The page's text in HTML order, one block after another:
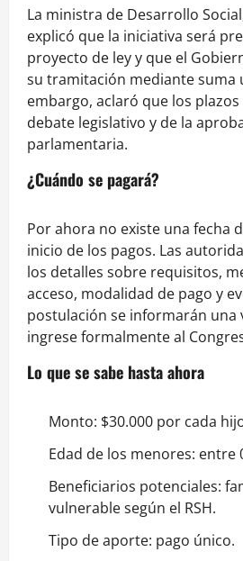
La ministra de Desarrollo
explicó que la iniciativa será
proyecto de ley y que el
su tramitación mediante suma
embargo, aclaró que los
debate legislativo y de la
parlamentaria.
¿Cuándo se pagará?
Por ahora no existe una fecha
inicio de los pagos. Las
los detalles sobre requisitos,
acceso, modalidad de pago y
postulación se informarán una
ingrese formalmente al
Lo que se sabe hasta ahora
Monto: $30.000 por cada
Edad de los menores: entre
Beneficiarios potenciales:
vulnerable según el RSH.
Tipo de aporte: pago único.